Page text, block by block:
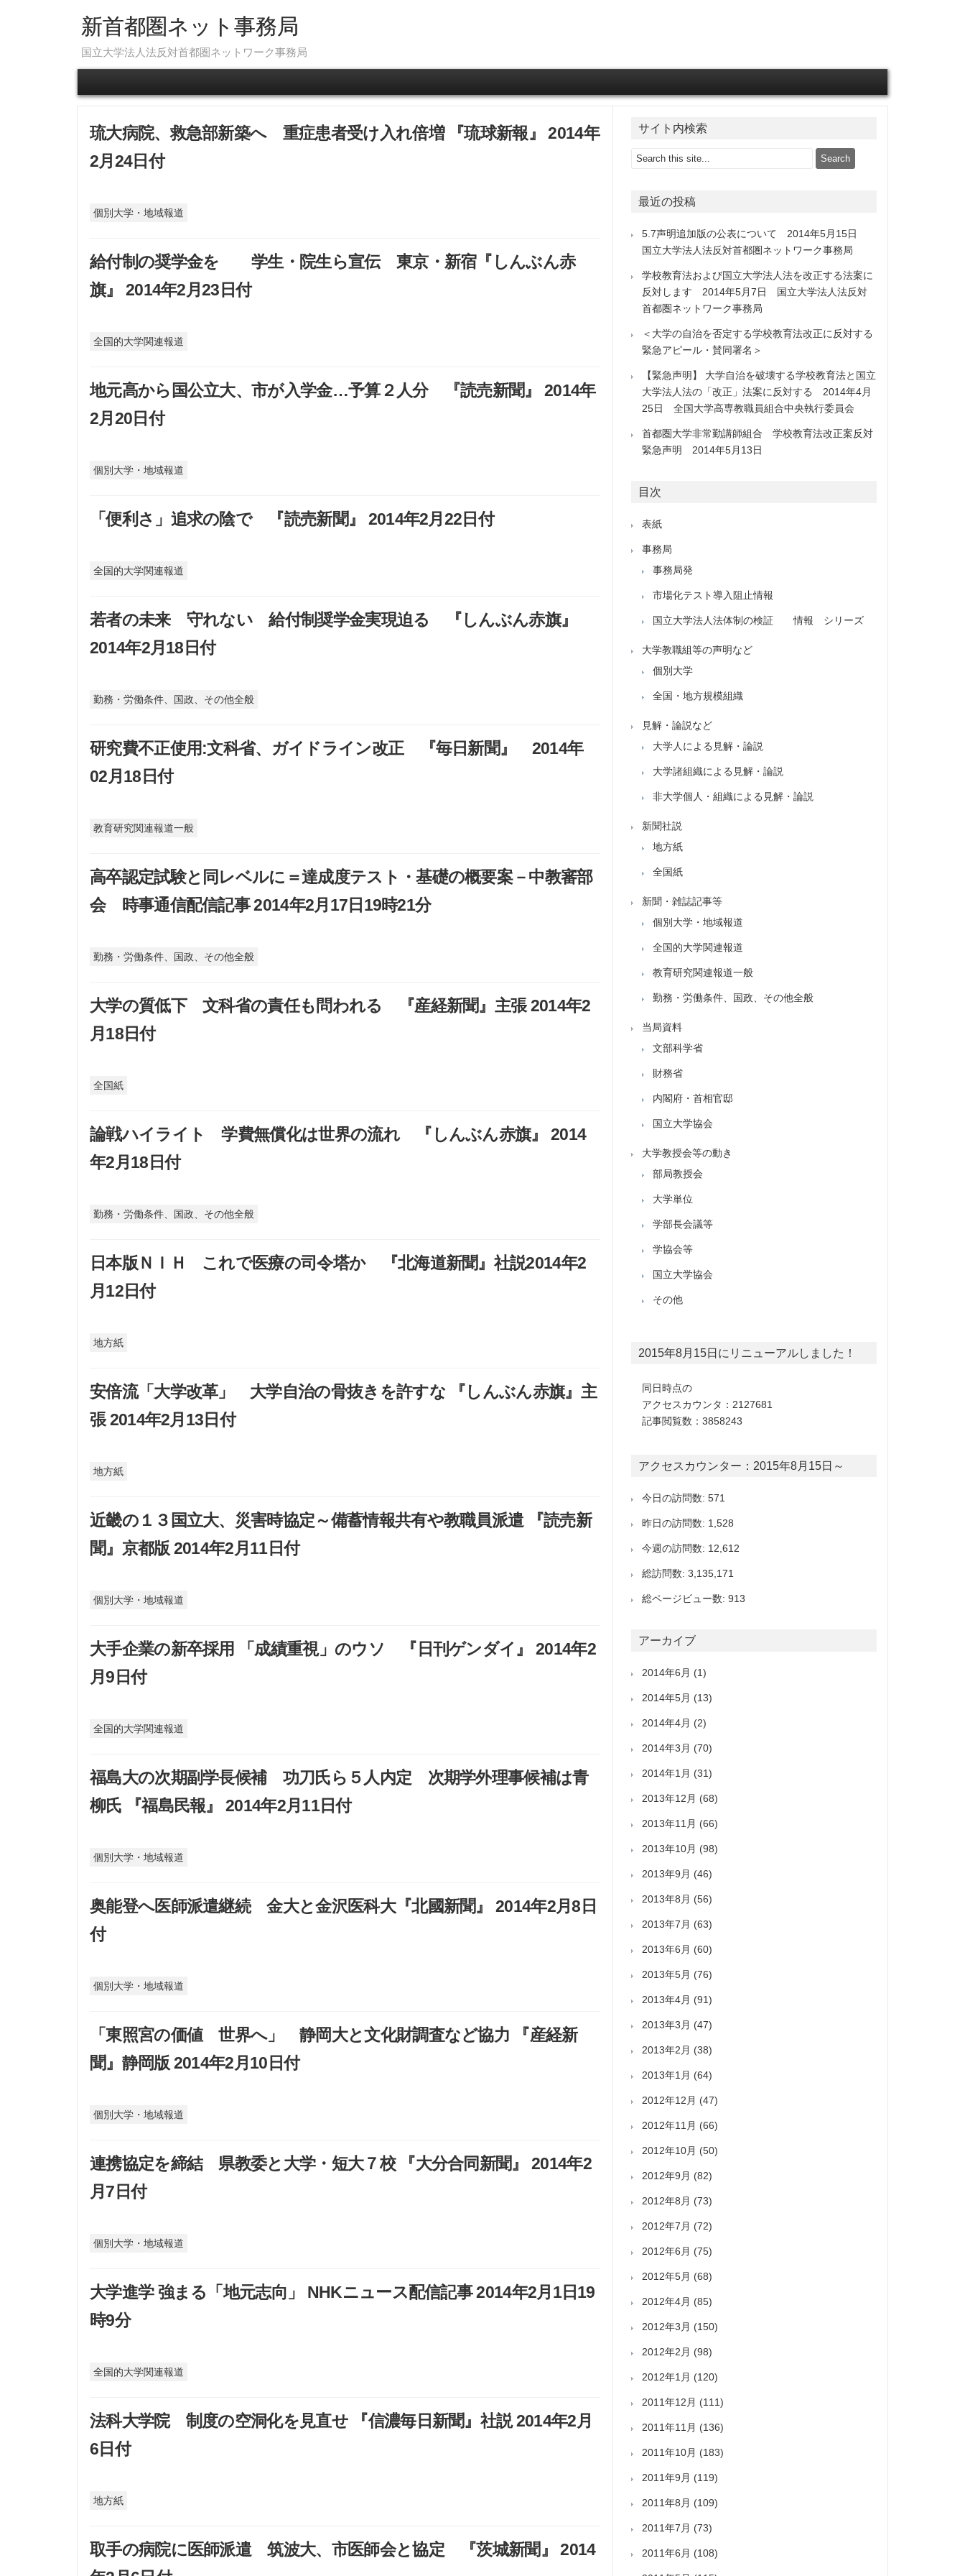
新首都圏ネット事務局
国立大学法人法反対首都圏ネットワーク事務局
琉大病院、救急部新築へ 重症患者受け入れ倍増 『琉球新報』 2014年
2月24日付
個別大学・地域報道
給付制の奨学金を 学生・院生ら宣伝 東京・新宿『しんぶん赤
旗』 2014年2月23日付
全国的大学関連報道
地元高から国公立大、市が入学金…予算２人分 『読売新聞』 2014年
2月20日付
個別大学・地域報道
「便利さ」追求の陰で 『読売新聞』 2014年2月22日付
全国的大学関連報道
若者の未来 守れない 給付制奨学金実現迫る 『しんぶん赤旗』
2014年2月18日付
勤務・労働条件、国政、その他全般
研究費不正使用:文科省、ガイドライン改正 『毎日新聞』 2014年
02月18日付
教育研究関連報道一般
高卒認定試験と同レベルに＝達成度テスト・基礎の概要案－中教審部
会 時事通信配信記事 2014年2月17日19時21分
勤務・労働条件、国政、その他全般
大学の質低下 文科省の責任も問われる 『産経新聞』主張 2014年2
月18日付
全国紙
論戦ハイライト 学費無償化は世界の流れ 『しんぶん赤旗』 2014
年2月18日付
勤務・労働条件、国政、その他全般
日本版ＮＩＨ これで医療の司令塔か 『北海道新聞』社説2014年2
月12日付
地方紙
安倍流「大学改革」 大学自治の骨抜きを許すな 『しんぶん赤旗』主
張 2014年2月13日付
地方紙
近畿の１３国立大、災害時協定～備蓄情報共有や教職員派遣 『読売新
聞』京都版 2014年2月11日付
個別大学・地域報道
大手企業の新卒採用 「成績重視」のウソ 『日刊ゲンダイ』 2014年2
月9日付
全国的大学関連報道
福島大の次期副学長候補 功刀氏ら５人内定 次期学外理事候補は青
柳氏 『福島民報』 2014年2月11日付
個別大学・地域報道
奥能登へ医師派遣継続 金大と金沢医科大『北國新聞』 2014年2月8日
付
個別大学・地域報道
「東照宮の価値 世界へ」 静岡大と文化財調査など協力 『産経新
聞』静岡版 2014年2月10日付
個別大学・地域報道
連携協定を締結 県教委と大学・短大７校 『大分合同新聞』 2014年2
月7日付
個別大学・地域報道
大学進学 強まる「地元志向」 NHKニュース配信記事 2014年2月1日19
時9分
全国的大学関連報道
法科大学院 制度の空洞化を見直せ 『信濃毎日新聞』社説 2014年2月
6日付
地方紙
取手の病院に医師派遣 筑波大、市医師会と協定 『茨城新聞』 2014
サイト内検索
最近の投稿
5.7声明追加版の公表について 2014年5月15日
国立大学法人法反対首都圏ネットワーク事務局
学校教育法および国立大学法人法を改正する法案に
反対します 2014年5月7日 国立大学法人法反対
首都圏ネットワーク事務局
＜大学の自治を否定する学校教育法改正に反対する
緊急アピール・賛同署名＞
【緊急声明】 大学自治を破壊する学校教育法と国立
大学法人法の「改正」法案に反対する 2014年4月
25日 全国大学高専教職員組合中央執行委員会
首都圏大学非常勤講師組合 学校教育法改正案反対
緊急声明 2014年5月13日
目次
表紙
事務局
事務局発
市場化テスト導入阻止情報
国立大学法人法体制の検証 情報 シリーズ
大学教職組等の声明など
個別大学
全国・地方規模組織
見解・論説など
大学人による見解・論説
大学諸組織による見解・論説
非大学個人・組織による見解・論説
新聞社説
地方紙
全国紙
新聞・雑誌記事等
個別大学・地域報道
全国的大学関連報道
教育研究関連報道一般
勤務・労働条件、国政、その他全般
当局資料
文部科学省
財務省
内閣府・首相官邸
国立大学協会
大学教授会等の動き
部局教授会
大学単位
学部長会議等
学協会等
国立大学協会
その他
2015年8月15日にリニューアルしました！
同日時点の
アクセスカウンタ：2127681
記事閲覧数：3858243
アクセスカウンター：2015年8月15日～
今日の訪問数: 571
昨日の訪問数: 1,528
今週の訪問数: 12,612
総訪問数: 3,135,171
総ページビュー数: 913
アーカイブ
2014年6月 (1)
2014年5月 (13)
2014年4月 (2)
2014年3月 (70)
2014年1月 (31)
2013年12月 (68)
2013年11月 (66)
2013年10月 (98)
2013年9月 (46)
2013年8月 (56)
2013年7月 (63)
2013年6月 (60)
2013年5月 (76)
2013年4月 (91)
2013年3月 (47)
2013年2月 (38)
2013年1月 (64)
2012年12月 (47)
2012年11月 (66)
2012年10月 (50)
2012年9月 (82)
2012年8月 (73)
2012年7月 (72)
2012年6月 (75)
2012年5月 (68)
2012年4月 (85)
2012年3月 (150)
2012年2月 (98)
2012年1月 (120)
2011年12月 (111)
2011年11月 (136)
2011年10月 (183)
2011年9月 (119)
2011年8月 (109)
2011年7月 (73)
2011年6月 (108)